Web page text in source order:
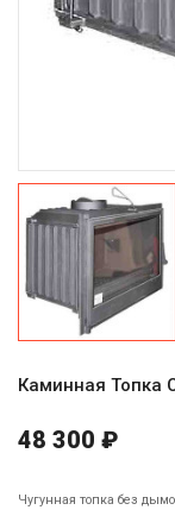
Каминная Топка
48 300 ₽
Чугунная топка без